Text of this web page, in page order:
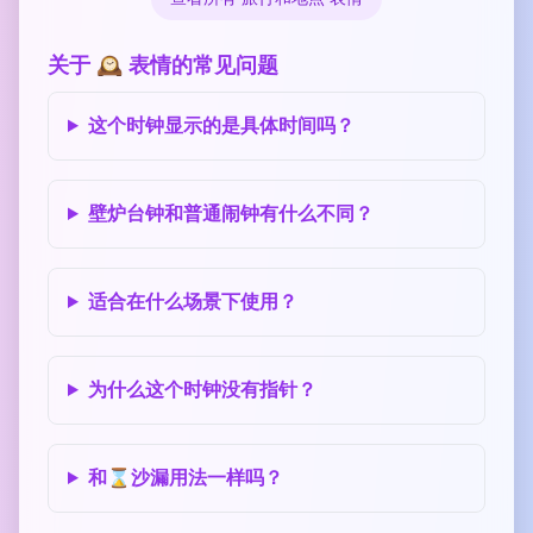
关于 🕰️ 表情的常见问题
这个时钟显示的是具体时间吗？
壁炉台钟和普通闹钟有什么不同？
适合在什么场景下使用？
为什么这个时钟没有指针？
和⌛沙漏用法一样吗？